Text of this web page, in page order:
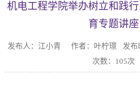
机电工程学院举办树立和践
育专题讲座
发布人：江小青 作者：叶柠璟 发布
次数： 105次